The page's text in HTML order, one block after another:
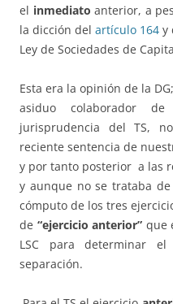
el inmediato anterior, a
la dicción del artículo 164 y
Ley de Sociedades de
Esta era la opinión de la
asiduo colaborador
jurisprudencia del TS,
reciente sentencia de
y por tanto posterior a las
y aunque no se trataba
cómputo de los tres
de “ejercicio anterior” que
LSC para determinar
separación.